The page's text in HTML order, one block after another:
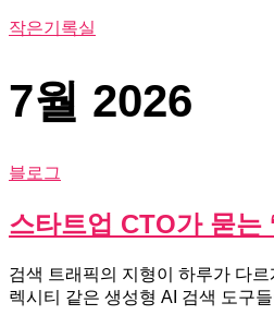
작은기록실
7월 2026
블로그
스타트업 CTO가 묻는
검색 트래픽의 지형이 하루가 다
렉시티 같은 생성형 AI 검색 도구